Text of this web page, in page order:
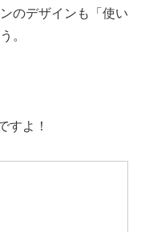
のデザインも「使い
。
すよ！